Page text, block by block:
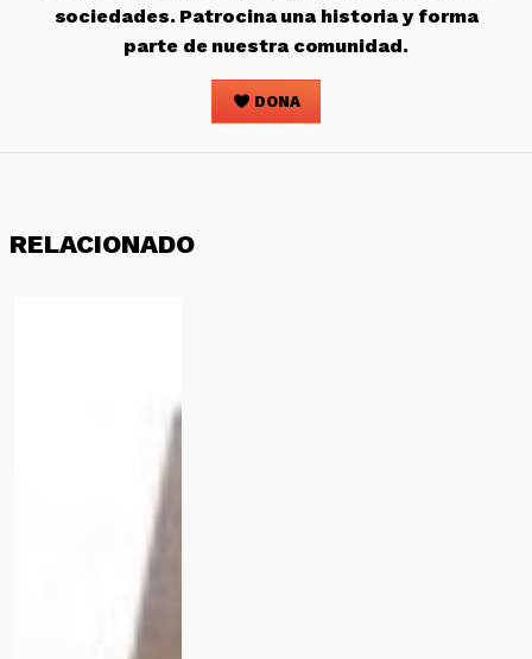
sociedades. Patrocina una historia y forma
parte de nuestra comunidad.
DONA
RELACIONADO